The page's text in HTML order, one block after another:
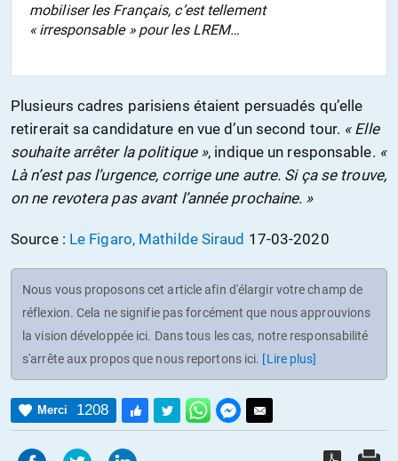
mobiliser les Français, c’est tellement
« irresponsable » pour les LREM…
Plusieurs cadres parisiens étaient persuadés qu’elle
retirerait sa candidature en vue d’un second tour. « Elle
souhaite arrêter la politique », indique un responsable. «
Là n’est pas l’urgence, corrige une autre. Si ça se trouve,
on ne revotera pas avant l’année prochaine. »
Source : Le Figaro, Mathilde Siraud 17-03-2020
Nous vous proposons cet article afin d'élargir votre champ de
réflexion. Cela ne signifie pas forcément que nous approuvions
la vision développée ici. Dans tous les cas, notre responsabilité
s'arrête aux propos que nous reportons ici. [Lire plus]
Merci 1208